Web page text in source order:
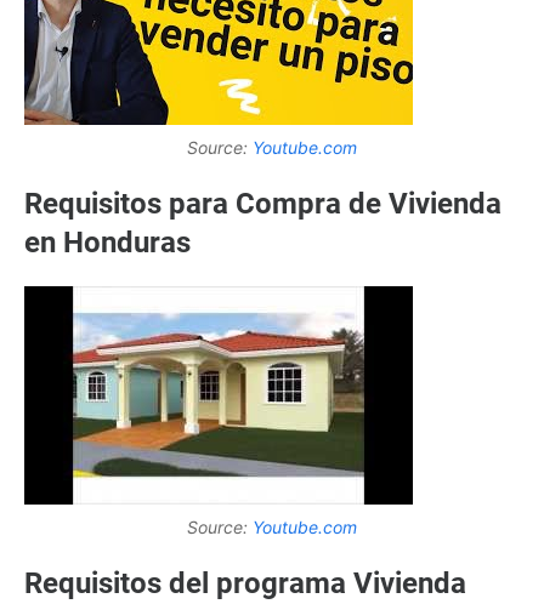
Source: Youtube.com
Requisitos para Compra de Vivienda
en Honduras
Source: Youtube.com
Requisitos del programa Vivienda